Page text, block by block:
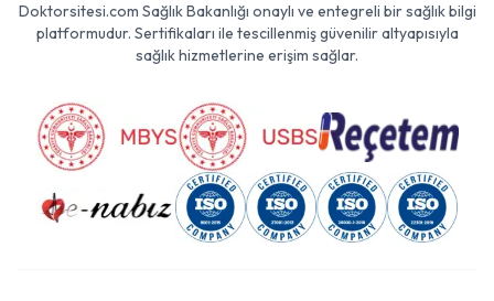
Doktorsitesi.com Sağlık Bakanlığı onaylı ve entegreli bir sağlık bilgi
platformudur. Sertifikaları ile tescillenmiş güvenilir altyapısıyla
sağlık hizmetlerine erişim sağlar.